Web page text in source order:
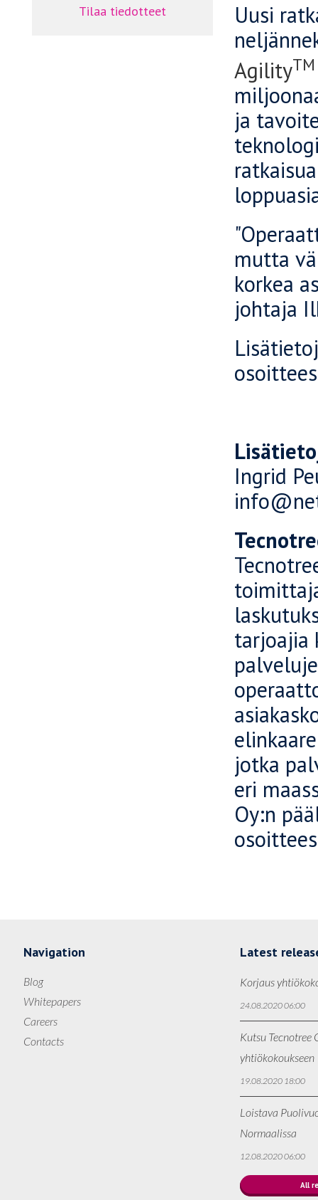
Tilaa tiedotteet
Uusi
AgilityTM
ja
mutta
korkea
johtaja
Ingrid
tarjoajia
jotka
eri
Oy:n
Navigation
Blog
Whitepapers
Careers
Contacts
Latest
Korjaus
24.08.2020 06:00
Kutsu Tecnotree
yhtiökokoukseen
19.08.2020 18:00
Loistava
Normaalissa
12.08.2020 06:00
All